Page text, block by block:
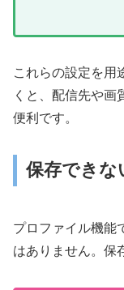
これらの設定を用
くと、配信先や画
便利です。
保存できな
プロファイル機能
はありません。保